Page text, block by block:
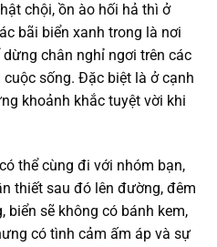
chội, ồn ào hối hả thì ở
bãi biển xanh trong là nơi
chân nghỉ ngơi trên các
sống. Đặc biệt là ở cạnh
khoảnh khắc tuyệt vời khi
thể cùng đi với nhóm bạn,
thiết sau đó lên đường, đêm
biển sẽ không có bánh kem,
có tình cảm ấm áp và sự